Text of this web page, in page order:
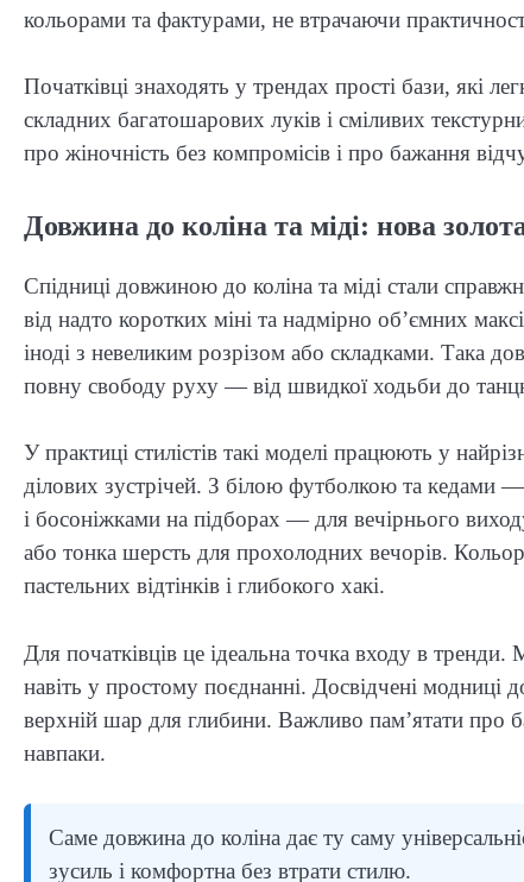
кольорами та фактурами, не втрачаючи
Початківці знаходять у трендах прості бази, які
складних багатошарових луків і сміливих
про жіночність без компромісів і про бажання
Довжина до коліна та міді: нова
Спідниці довжиною до коліна та міді стали
від надто коротких міні та надмірно об’ємних
іноді з невеликим розрізом або складками. Така
повну свободу руху — від швидкої ходьби до
У практиці стилістів такі моделі працюють у
ділових зустрічей. З білою футболкою та
і босоніжками на підборах — для вечірнього
або тонка шерсть для прохолодних вечорів.
пастельних відтінків і глибокого хакі.
Для початківців це ідеальна точка входу в тренди.
навіть у простому поєднанні. Досвідчені
верхній шар для глибини. Важливо пам’ятати про
навпаки.
Саме довжина до коліна дає ту саму
зусиль і комфортна без втрати стилю.